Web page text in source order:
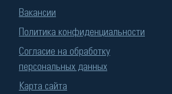
Вакансии
Политика конфиденциальности
Согласие на обработку
персональных данных
Карта сайта